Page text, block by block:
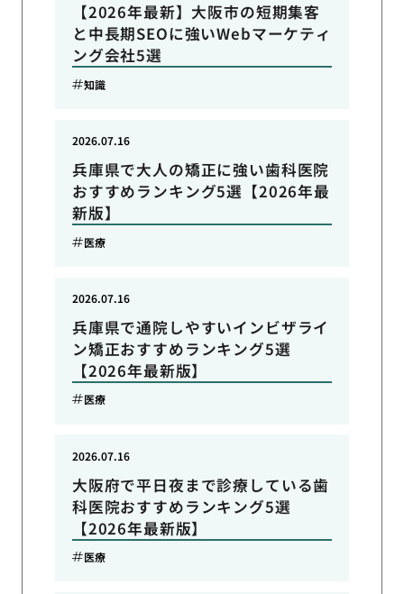
【2026年最新】大阪市の短期集客
と中長期SEOに強いWebマーケティ
ング会社5選
知識
兵庫県で大人の矯正に強い歯科医院
おすすめランキング5選【2026年最
新版】
2026.07.16
医療
兵庫県で通院しやすいインビザライ
ン矯正おすすめランキング5選
【2026年最新版】
2026.07.16
医療
大阪府で平日夜まで診療している歯
科医院おすすめランキング5選
【2026年最新版】
2026.07.16
医療